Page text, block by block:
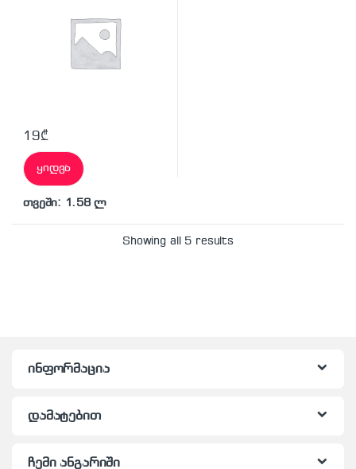
19₾
ყიდვა
თვეში: 1.58 ლ
Showing all 5 results
ინფორმაცია
დამატებით
ჩემი ანგარიში